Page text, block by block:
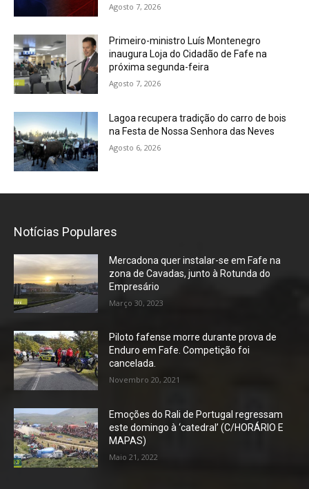
Agosto 7, 2026
Primeiro-ministro Luís Montenegro
inaugura Loja do Cidadão de Fafe na
próxima segunda-feira
Agosto 7, 2026
Lagoa recupera tradição do carro de bois
na Festa de Nossa Senhora das Neves
Agosto 6, 2026
Notícias Populares
Mercadona quer instalar-se em Fafe na
zona de Cavadas, junto à Rotunda do
Empresário
Março 30, 2023
Piloto fafense morre durante prova de
Enduro em Fafe. Competição foi
cancelada.
Novembro 20, 2021
Emoções do Rali de Portugal regressam
este domingo à ‘catedral’ (C/HORÁRIO E
MAPAS)
Maio 21, 2022